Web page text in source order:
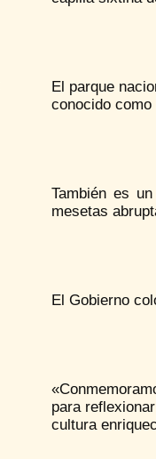
El parque
conocido
También es
mesetas
El Gobierno
para
cultura